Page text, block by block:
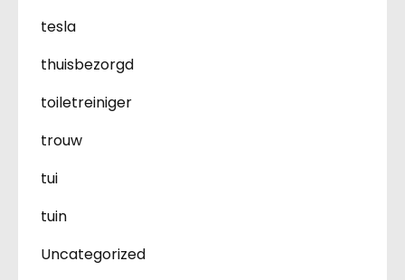
tesla
thuisbezorgd
toiletreiniger
trouw
tui
tuin
Uncategorized